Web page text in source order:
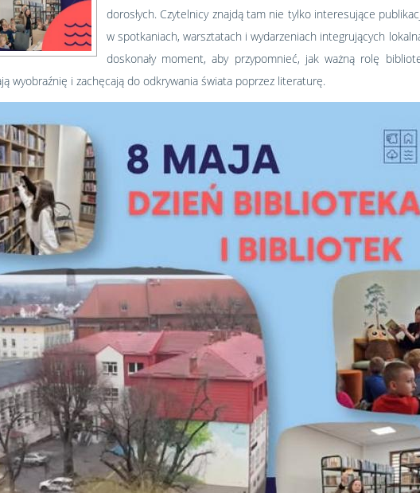
dorosłych. Czytelnicy znajdą tam nie tylko interesujące
w spotkaniach, warsztatach i wydarzeniach integrujących
doskonały moment, aby przypomnieć, jak ważną rolę
wyobraźnię i zachęcają do odkrywania świata poprzez literaturę.